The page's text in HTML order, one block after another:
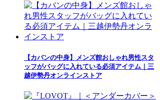
【カバンの中身】メンズ館おしゃれ男性スタ
ッフがバッグに入れている必須アイテム｜三
越伊勢丹オンラインストア